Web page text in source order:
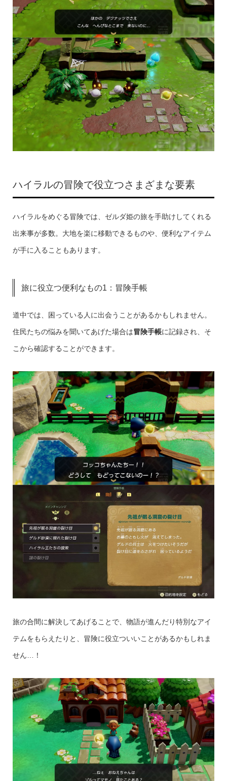
ハイラルの冒険で役立つさまざまな要素
ハイラルをめぐる冒険では、ゼルダ姫の旅を手助けしてくれる
出来事が多数。大地を楽に移動できるものや、便利なアイテム
が手に入ることもあります。
旅に役立つ便利なもの1：冒険手帳
道中では、困っている人に出会うことがあるかもしれません。
住民たちの悩みを聞いてあげた場合は冒険手帳に記録され、そ
こから確認することができます。
旅の合間に解決してあげることで、物語が進んだり特別なアイ
テムをもらえたりと、冒険に役立ついいことがあるかもしれま
せん…！